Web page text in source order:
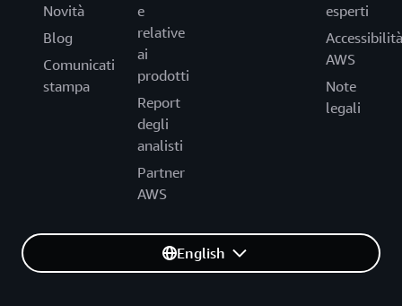
Novità
Blog
Comunicati
stampa
e
relative
ai
prodotti
Report
degli
analisti
Partner
AWS
esperti
Accessibilità
AWS
Note
legali
English